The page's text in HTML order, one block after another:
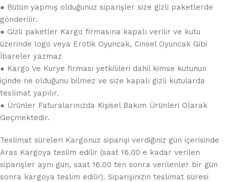
● Bütün yapmış olduğunuz siparişler size gizli paketlerde
gönderilir.
● Gizli paketler Kargo firmasına kapalı verilir ve kutu
üzerinde logo veya Erotik Oyuncak, Cinsel Oyuncak Gibi
İbareler yazmaz
● Kargo Ve Kurye firması yetkilileri dahil kimse kutunun
içinde ne olduğunu bilmez ve size kapalı gizli kutularda
teslimat yapılır.
● Ürünler Faturalarınızda Kişisel Bakım Ürünleri Olarak
Geçmektedir.
Teslimat süreleri Kargonuz siparişi verdiğiniz gün içerisinde
Aras Kargoya teslim edilir (saat 16.00 e kadar verilen
siparişler aynı gün, saat 16.00 ten sonra verilenler bir gün
sonra kargoya teslim edilir). Siparişinizin teslimat süresi